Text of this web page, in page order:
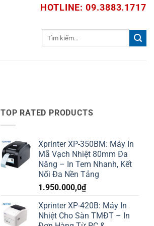
HOTLINE: 09.3883.1717
TOP RATED PRODUCTS
Xprinter XP-350BM: Máy In
Mã Vạch Nhiệt 80mm Đa
Năng – In Tem Nhanh, Kết
Nối Đa Nền Tảng
1.950.000,0₫
Xprinter XP-420B: Máy In
Nhiệt Cho Sàn TMĐT – In